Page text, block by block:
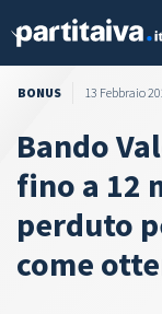
BONUS 13 Febbraio
Bando
fino a 12
perduto
come